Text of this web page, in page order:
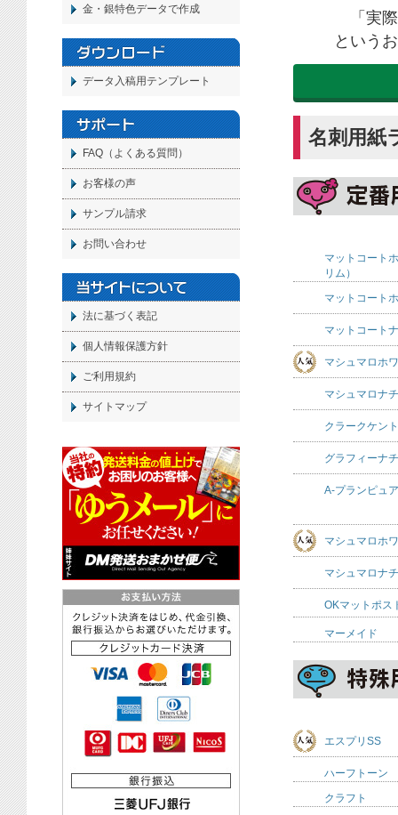
「実
という
名刺用紙
マットコート
リム）
マットコート
マットコート
マシュマロホ
マシュマロナ
クラークケン
グラフィーナ
A-プランピュ
マシュマロホ
マシュマロナ
OKマットポス
マーメイド
エスプリSS
ハーフトーン
クラフト
金・銀特色データで作成
データ入稿用テンプレート
FAQ（よくある質問）
お客様の声
サンプル請求
お問い合わせ
法に基づく表記
個人情報保護方針
ご利用規約
サイトマップ